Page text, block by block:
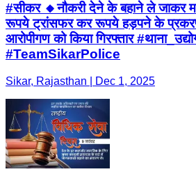
#सीकर 🔸नौकरी देने के बहाने ले जाकर
रूपये ट्रांसफर कर रूपये हड़पने के
आरोपीगण को किया गिरफ्तार
#TeamSikarPolice
Sikar, Rajasthan | Dec 1, 2025